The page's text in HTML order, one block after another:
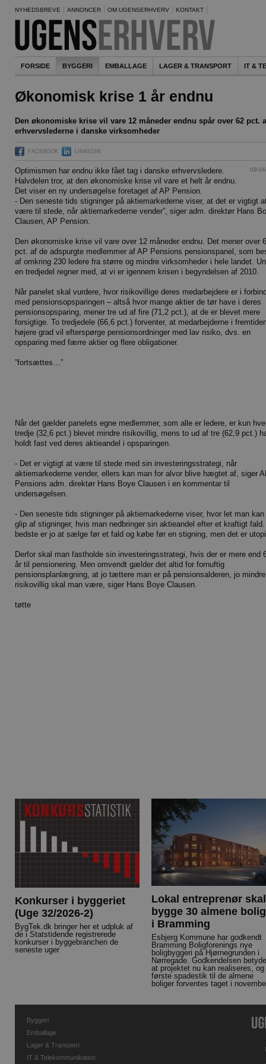
NYHEDSBREVE ANNONCER OM UGENSERHVERV KONTAKT
FORSIDE BYGGERI EMBALLAGE LAGER & TRANSPORT IT &
Økonomisk krise 1 år endnu
Den økonomiske krise vil vare 12 måneder endnu spår over 62 pct.
erhvervslederne i danske virksomheder
FACEBOOK LINKEDIN
09-
Optimismen har endnu ikke fået tag i danske erhvervsledere.
Halvdelen tror, at den økonomiske krise vil vare et helt år endnu.
Det viser en ny undersøgelse foretaget af AP Pension.
- Den seneste tids stigninger på aktiemarkederne viser, at det er vigtigt
være til stede, når aktiemarkederne vender”, siger adm. direktør Hans
Clausen, AP Pension.
Den økonomiske krise vil vare over 12 måneder endnu. Det mener over
pct. af de adspurgte medlemmer af AP Pensions pensionspanel, som
af omkring 230 ledere fra større og mindre virksomheder i hele landet.
en tredjedel regner med, at vi er igennem krisen i begyndelsen af 2010.
Når panelet skal vurdere, hvor risikovillige deres medarbejdere er i
med pensionsopsparingen – altså hvor mange aktier de tør have i deres
pensionsopsparing, mener tre ud af fire (71,2 pct.), at de er blevet mere
forsigtige. To tredjedele (66,6 pct.) forventer, at medarbejderne i
højere grad vil efterspørge pensionsordninger med lav risiko, dvs. en
opsparing med færre aktier og flere obligationer.
”fortsættes…”
Når det gælder panelets egne medlemmer, som alle er ledere, er kun
tredje (32,6 pct.) blevet mindre risikovillig, mens to ud af tre (62,9 pct.)
holdt fast ved deres aktieandel i opsparingen.
- Det er vigtigt at være til stede med sin investeringsstrategi, når
aktiemarkederne vender, ellers kan man for alvor blive hægtet af, siger
Pensions adm. direktør Hans Boye Clausen i en kommentar til
undersøgelsen.
- Den seneste tids stigninger på aktiemarkederne viser, hvor let man kan
glip af stigninger, hvis man nedbringer sin aktieandel efter et kraftigt
bedste er jo at sælge før et fald og købe før en stigning, men det er
Derfor skal man fastholde sin investeringsstrategi, hvis der er mere end
år til pensionering. Men omvendt gælder det altid for fornuftig
pensionsplanlægning, at jo tættere man er på pensionsalderen, jo mindre
risikovillig skal man være, siger Hans Boye Clausen.
tøtte
Konkurser i byggeriet
(Uge 32/2026-2)
BygTek.dk bringer her et udpluk af
de i Statstidende registrerede
konkurser i byggebranchen de
seneste uger
Lokal entreprenør skal
bygge 30 almene
i Bramming
Esbjerg Kommune har godkendt
Bramming Boligforenings nye
boligbyggeri på Hjørnegrunden i
Nørregade. Godkendelsen
at projektet nu kan realiseres, og
første spadestik til de almene
boliger forventes taget i
Byggeri
Emballage
Lager & Transport
IT & Telekommunikation